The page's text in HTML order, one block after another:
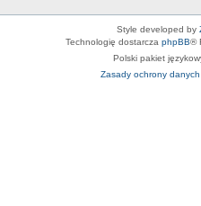
Style developed by
Technologię dostarcza phpBB®
Polski pakiet
Zasady ochrony